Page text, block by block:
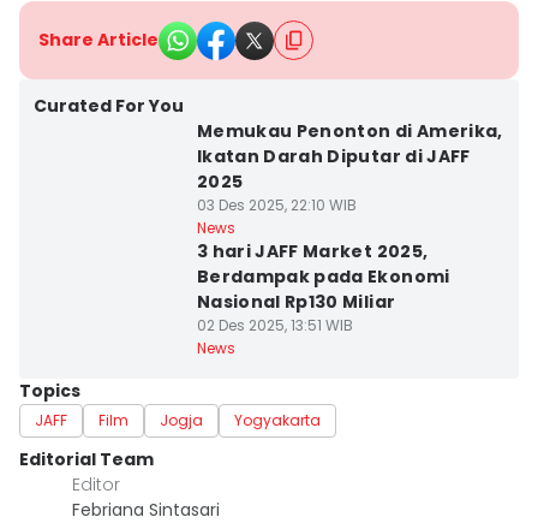
Share Article
Curated For You
Memukau Penonton di Amerika,
Ikatan Darah Diputar di JAFF
2025
03 Des 2025, 22:10 WIB
News
3 hari JAFF Market 2025,
Berdampak pada Ekonomi
Nasional Rp130 Miliar
02 Des 2025, 13:51 WIB
News
Topics
JAFF Film Jogja Yogyakarta
Editorial Team
Editor
Febriana Sintasari